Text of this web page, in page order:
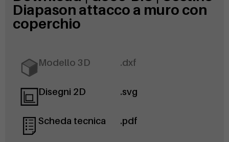
Diapason attacco a muro con
coperchio
Modello 3D .dxf
Disegni 2D .svg
Scheda tecnica .pdf